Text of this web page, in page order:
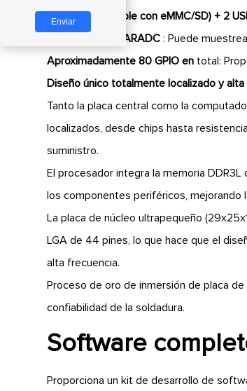
1 SDIO (compatible con eMMC/SD) + 2
4 10-bit 1MS/s SARADC : Puede
Aproximadamente 80 GPIO en total:
Diseño único totalmente localizado y
Tanto la placa central como la
localizados, desde chips hasta
suministro.
El procesador integra la memoria
los componentes periféricos, mejorando
La placa de núcleo ultrapequeño
LGA de 44 pines, lo que hace que el
alta frecuencia.
Proceso de oro de inmersión de placa
confiabilidad de la soldadura.
Software
Proporciona un kit de desarrollo de